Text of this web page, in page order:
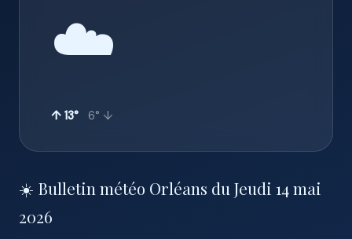
☁️
↑ 13° 6° ↓
☀️ Bulletin météo Orléans du Jeudi 14 mai
2026